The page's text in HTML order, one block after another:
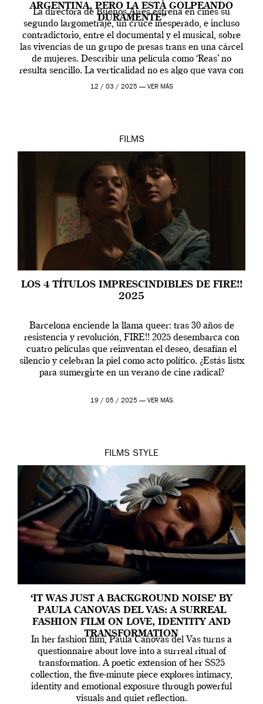
ARGENTINA, PERO LA ESTÁ GOLPEANDO
DURAMENTE”
La directora de Buenos Aires estrena en cines su
segundo largometraje, un cruce inesperado, e incluso
contradictorio, entre el documental y el musical, sobre
las vivencias de un grupo de presas trans en una cárcel
de mujeres. Describir una película como ‘Reas’ no
resulta sencillo. La verticalidad no es algo que vaya con
la artista, […]
12 / 03 / 2025 — VER MÁS
FILMS
LOS 4 TÍTULOS IMPRESCINDIBLES DE FIRE!!
2025
Barcelona enciende la llama queer: tras 30 años de
resistencia y revolución, FIRE!! 2025 desembarca con
cuatro películas que reinventan el deseo, desafían el
silencio y celebran la piel como acto político. ¿Estás listx
para sumergirte en un verano de cine radical?
19 / 05 / 2025 — VER MÁS
FILMS STYLE
‘IT WAS JUST A BACKGROUND NOISE’ BY
PAULA CANOVAS DEL VAS: A SURREAL
FASHION FILM ON LOVE, IDENTITY AND
TRANSFORMATION
In her fashion film, Paula Canovas del Vas turns a
questionnaire about love into a surreal ritual of
transformation. A poetic extension of her SS25
collection, the five-minute piece explores intimacy,
identity and emotional exposure through powerful
visuals and quiet reflection.